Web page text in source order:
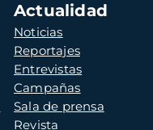
Actualidad
Noticias
Reportajes
Entrevistas
Campañas
Sala de prensa
Revista